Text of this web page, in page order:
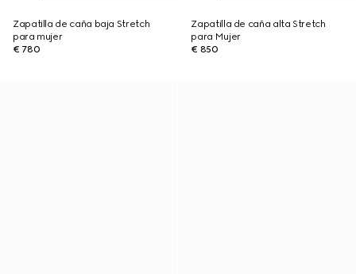
Zapatilla de caña baja Stretch
para mujer
€ 780
Zapatilla de caña alta Stretch
para Mujer
€ 850